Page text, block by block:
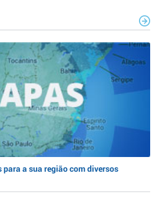
para a sua região com diversos